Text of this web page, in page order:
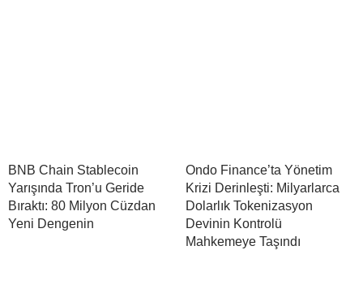
BNB Chain Stablecoin
Yarışında Tron’u Geride
Bıraktı: 80 Milyon Cüzdan
Yeni Dengenin
Ondo Finance’ta Yönetim
Krizi Derinleşti: Milyarlarca
Dolarlık Tokenizasyon
Devinin Kontrolü
Mahkemeye Taşındı